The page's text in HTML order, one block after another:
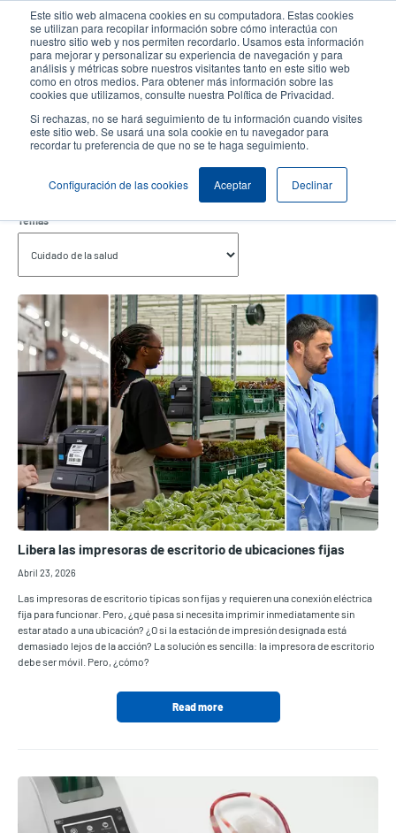
Este sitio web almacena cookies en su computadora. Estas cookies
se utilizan para recopilar información sobre cómo interactúa con
nuestro sitio web y nos permiten recordarlo. Usamos esta información
para mejorar y personalizar su experiencia de navegación y para
análisis y métricas sobre nuestros visitantes tanto en este sitio web
como en otros medios. Para obtener más información sobre las
cookies que utilizamos, consulte nuestra Política de Privacidad.
Si rechazas, no se hará seguimiento de tu información cuando visites
este sitio web. Se usará una sola cookie en tu navegador para
recordar tu preferencia de que no se te haga seguimiento.
Configuración de las cookies Aceptar Declinar
contenido
principal
User
account
menu
User
Header
Selector de productos
Cuidado De La Salud
Temas
Libera las impresoras de escritorio de ubicaciones fijas
Abril 23, 2026
Las impresoras de escritorio típicas son fijas y requieren una conexión eléctrica
fija para funcionar. Pero, ¿qué pasa si necesita imprimir inmediatamente sin
estar atado a una ubicación? ¿O si la estación de impresión designada está
demasiado lejos de la acción? La solución es sencilla: la impresora de escritorio
debe ser móvil. Pero, ¿cómo?
Read more